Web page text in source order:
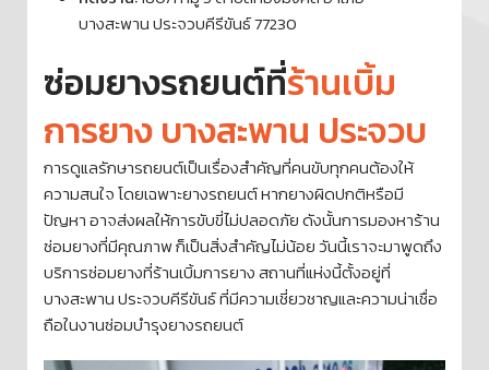
บางสะพาน ประจวบคีรีขันธ์ 77230
ซ่อมยางรถยนต์ที่ร้านเบิ้ม
การยาง บางสะพาน ประจวบ
การดูแลรักษารถยนต์เป็นเรื่องสำคัญที่คนขับทุกคนต้องให้
ความสนใจ โดยเฉพาะยางรถยนต์ หากยางผิดปกติหรือมี
ปัญหา อาจส่งผลให้การขับขี่ไม่ปลอดภัย ดังนั้นการมองหาร้าน
ซ่อมยางที่มีคุณภาพ ก็เป็นสิ่งสำคัญไม่น้อย วันนี้เราจะมาพูดถึง
บริการซ่อมยางที่ร้านเบิ้มการยาง สถานที่แห่งนี้ตั้งอยู่ที่
บางสะพาน ประจวบคีรีขันธ์ ที่มีความเชี่ยวชาญและความน่าเชื่อ
ถือในงานซ่อมบำรุงยางรถยนต์